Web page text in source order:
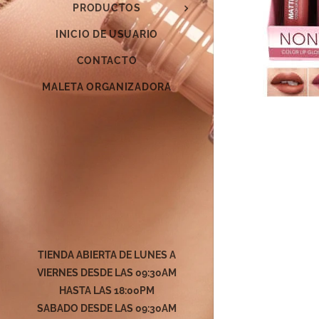
PRODUCTOS
INICIO DE USUARIO
CONTACTO
MALETA ORGANIZADORA
TIENDA ABIERTA DE LUNES A
VIERNES DESDE LAS 09:30AM
HASTA LAS 18:00PM
SABADO DESDE LAS 09:30AM